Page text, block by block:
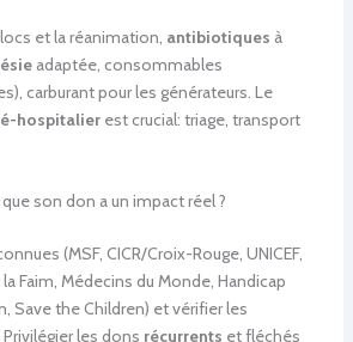
et la réanimation, antibiotiques à
adaptée, consommables
carburant pour les générateurs. Le
hospitalierest crucial: triage, transport
son don a un impact réel ?
(MSF, CICR/Croix-Rouge, UNICEF,
Faim, Médecins du Monde, Handicap
Save the Children) et vérifier les
Privilégier les dons récurrents et fléchés